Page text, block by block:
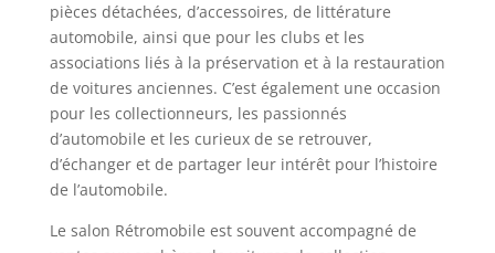
pièces détachées, d’accessoires, de littérature
automobile, ainsi que pour les clubs et les
associations liés à la préservation et à la restauration
de voitures anciennes. C’est également une occasion
pour les collectionneurs, les passionnés
d’automobile et les curieux de se retrouver,
d’échanger et de partager leur intérêt pour l’histoire
de l’automobile.
Le salon Rétromobile est souvent accompagné de